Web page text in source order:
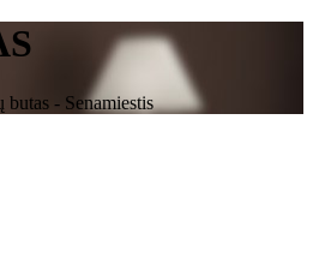
- Senamiestis